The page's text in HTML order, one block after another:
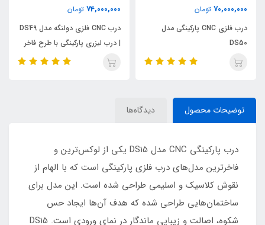
70,000,000 تومان
درب فلزی CNC پارکینگی مدل
DS50
74,000,000 تومان
درب CNC فلزی دولنگه مدل DS49
| درب لیزری پارکینگی با طرح فاخر
توضیحات محصول دیدگاه‌ها
درب پارکینگی CNC مدل DS15 یکی از لوکس‌ترین و
فاخرترین مدل‌های درب فلزی پارکینگی است که با الهام از
نقوش کلاسیک و اسلیمی طراحی شده است. این مدل برای
ساختمان‌هایی طراحی شده که هدف آن‌ها ایجاد حس
شکوه، اصالت و زیبایی ماندگار در نمای ورودی است. DS15